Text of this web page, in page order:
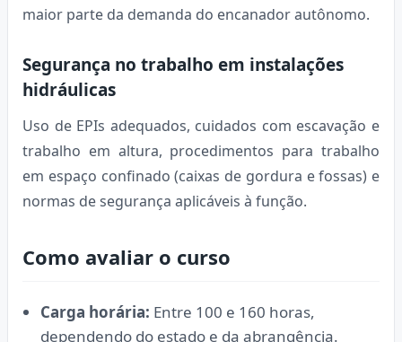
maior parte da demanda do encanador autônomo.
Segurança no trabalho em instalações
hidráulicas
Uso de EPIs adequados, cuidados com escavação e
trabalho em altura, procedimentos para trabalho
em espaço confinado (caixas de gordura e fossas) e
normas de segurança aplicáveis à função.
Como avaliar o curso
Carga horária: Entre 100 e 160 horas,
dependendo do estado e da abrangência.